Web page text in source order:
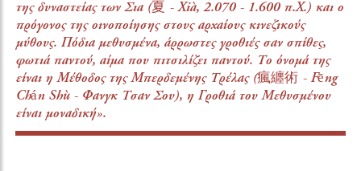
της δυναστείας των Σια (夏 - Xià, 2.070 - 1.600 π.Χ.) και ο
πρόγονος της οινοποίησης στους αρχαίους κινεζικούς
μύθους. Πόδια μεθυσμένα, άρρωστες γροθιές σαν σπίθες,
φωτιά παντού, αίμα που πιτσιλίζει παντού. Το όνομά της
είναι η Μέθοδος της Μπερδεμένης Τρέλας (瘋纏術 - Fēng
Chán Shù - Φανγκ Τσαν Σου), η Γροθιά του Μεθυσμένου
είναι μοναδική».